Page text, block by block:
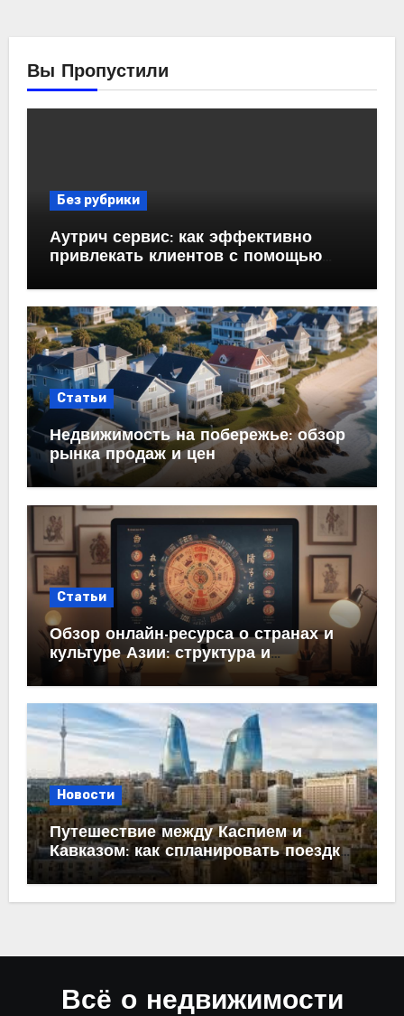
Вы Пропустили
Без рубрики
Аутрич сервис: как эффективно
привлекать клиентов с помощью
Статьи
Недвижимость на побережье: обзор
рынка продаж и цен
Статьи
Обзор онлайн-ресурса о странах и
культуре Азии: структура и
содержание
Новости
Путешествие между Каспием и
Кавказом: как спланировать поездку
из Махачкалы в Баку
Всё о недвижимости